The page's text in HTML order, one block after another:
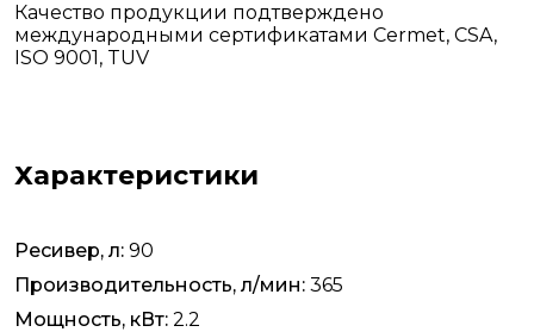
Качество продукции подтверждено
международными сертификатами Cermet, CSA,
ISO 9001, TUV
Характеристики
Ресивер, л: 90
Производительность, л/мин: 365
Мощность, кВт: 2.2